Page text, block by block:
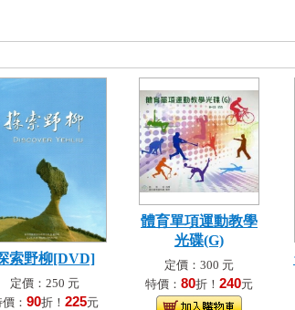
索野柳[DVD]
定價：250 元
： 90折！ 225元
體育單項運動教學
光碟(G)
定價：300 元
特價： 80折！ 240元